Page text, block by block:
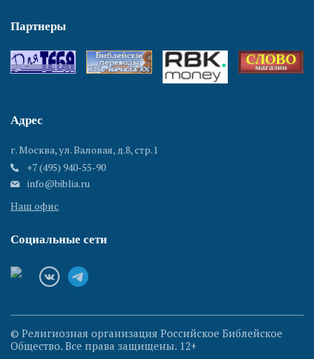
Партнеры
Адрес
г. Москва, ул. Валовая, д.8, стр.1
+7 (495) 940-55-90
info@biblia.ru
Наш офис
Социальные сети
© Религиозная организация Российское Библейское
Общество. Все права защищены. 12+